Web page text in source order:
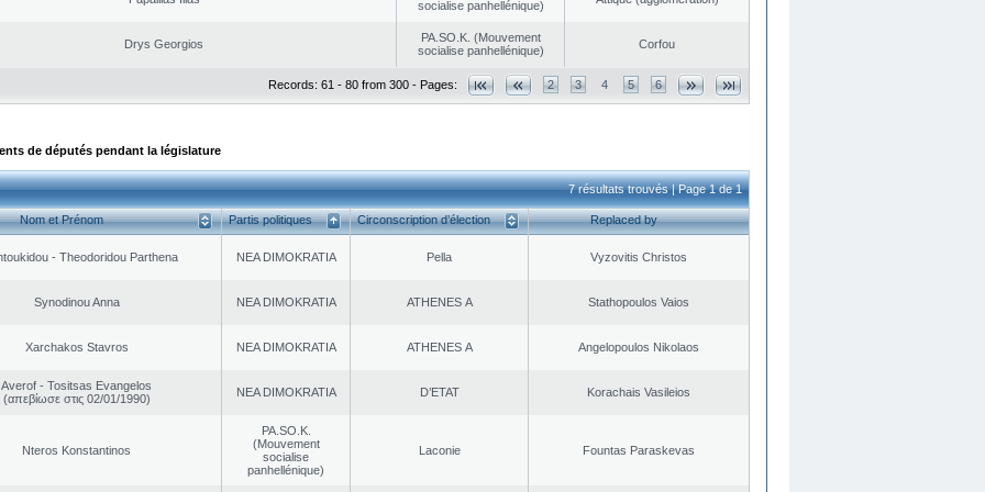
socialise panhellénique)
Drys Georgios
PA.SO.K. (Mouvement
socialise panhellénique)
Corfou
Records: 61 - 80 from 300 - Pages: 2 3 4 5 6
de députés pendant la législature
7 résultats trouvés | Page 1 de 1
Nom et Prénom Partis politiques Circonscription d’élection Replaced by
- Theodoridou Parthena NEA DΙMOKRATIA Pella Vyzovitis Christos
Synodinou Anna NEA DΙMOKRATIA ATHENES Α Stathopoulos Vaios
Xarchakos Stavros NEA DΙMOKRATIA ATHENES Α Angelopoulos Nikolaos
Averof - Tositsas Evangelos
(απεβίωσε στις 02/01/1990)
NEA DΙMOKRATIA D’ETAT Korachais Vasileios
Nteros Konstantinos
PA.SO.K.
(Mouvement
socialise
panhellénique)
Laconie Fountas Paraskevas